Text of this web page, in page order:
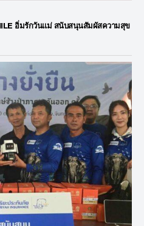
อิ่มรักวันแม่ สนับสนุนสัมผัสความสุข